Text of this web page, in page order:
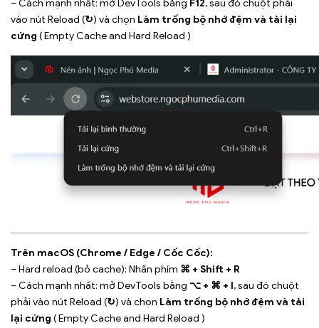
– Cách mạnh nhất: mở DevTools bằng F12, sau đó chuột phải
vào nút Reload (↻) và chọn Làm trống bộ nhớ đệm và tải lại
cứng ( Empty Cache and Hard Reload )
Trên macOS (Chrome / Edge / Cốc Cốc):
– Hard reload (bỏ cache): Nhấn phím ⌘ + Shift + R
– Cách mạnh nhất: mở DevTools bằng ⌥ + ⌘ + I, sau đó chuột
phải vào nút Reload (↻) và chọn Làm trống bộ nhớ đệm và tải
lại cứng ( Empty Cache and Hard Reload )